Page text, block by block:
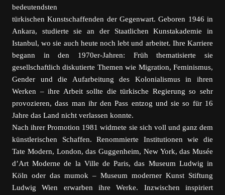
bedeutendsten
türkischen Kunstschaffenden der Gegenwart. Geboren 1946 in
Ankara, studierte sie an der Staatlichen Kunstakademie in
Istanbul, wo sie auch heute noch lebt und arbeitet. Ihre Karriere
begann in den 1970er-Jahren: Früh thematisierte sie
gesellschaftlich diskutierte Themen wie Migration, Feminismus,
Gender und die Aufarbeitung des Kolonialismus in ihren
Werken – ihre Arbeit sollte die türkische Regierung so sehr
provozieren, dass man ihr den Pass entzog und sie so für 16
Jahre das Land nicht verlassen konnte.
Nach ihrer Promotion 1981 widmete sie sich voll und ganz dem
künstlerischen Schaffen.Renommierte Institutionen wie die
Tate Modern, London, das Guggenheim, New York, das Musée
d’Art Moderne de la Ville de Paris, das Museum Ludwig in
Köln oder das mumok – Museum moderner Kunst Stiftung
Ludwig Wien erwarben ihre Werke. Inzwischen inspiriert